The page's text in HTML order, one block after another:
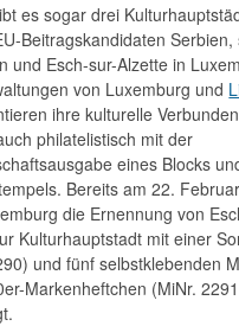
es sogar drei
Beitragskandidaten Serbien,
und Esch-sur-Alzette in
von Luxemburg und
ihre kulturelle
philatelistisch mit der
eines Blocks
Bereits am 22.
die Ernennung von
Kulturhauptstadt mit einer
und fünf selbstklebenden
Markenheftchen (MiNr.